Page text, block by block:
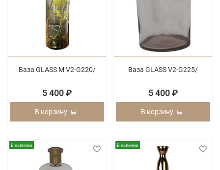
Ваза GLASS M V2-G220/
5 400 ₽
В корзину
Ваза GLASS V2-G225/
5 400 ₽
В корзину
В наличии В наличии